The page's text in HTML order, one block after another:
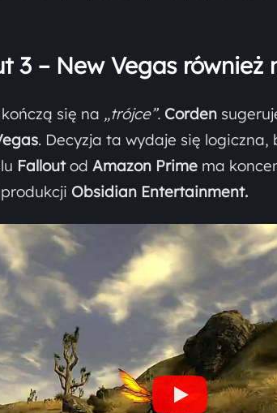
3 – New Vegas również
się na „trójce”. Corden
. Decyzja ta wydaje się
Falloutod Amazon Prime ma
Obsidian Entertainment.